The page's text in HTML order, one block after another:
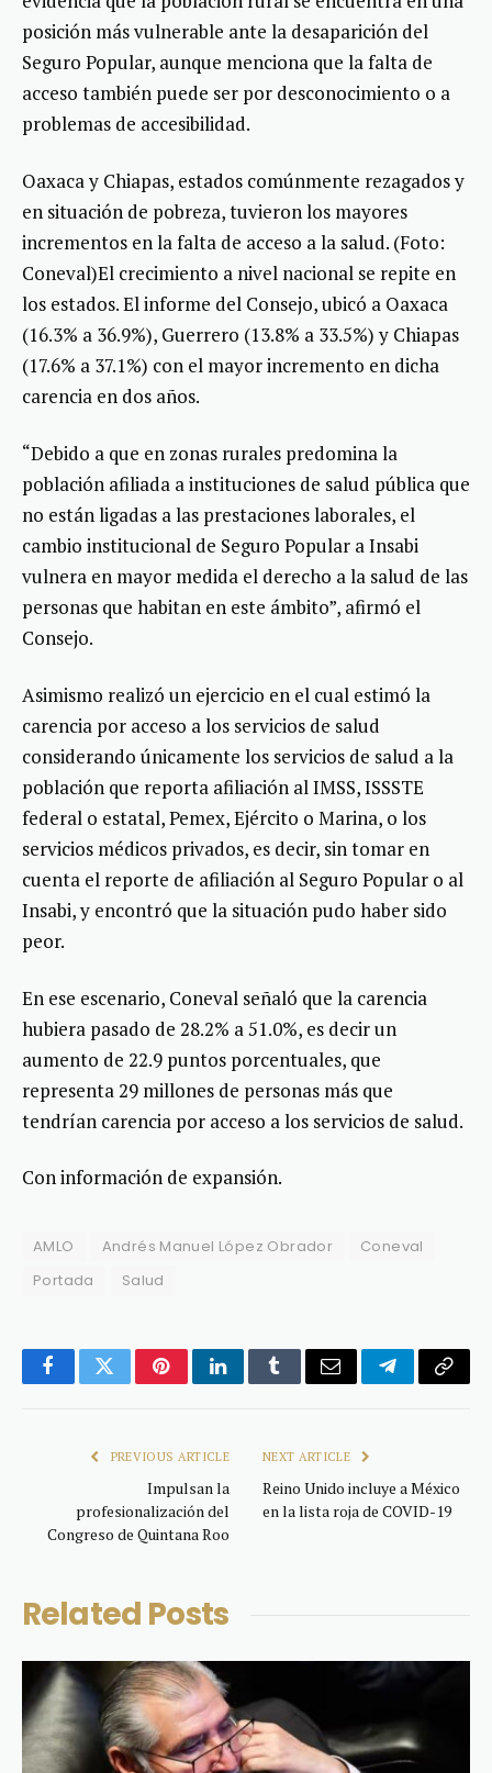
posición más vulnerable ante la desaparición del
Seguro Popular, aunque menciona que la falta de
acceso también puede ser por desconocimiento o a
problemas de accesibilidad.
Oaxaca y Chiapas, estados comúnmente rezagados y
en situación de pobreza, tuvieron los mayores
incrementos en la falta de acceso a la salud. (Foto:
Coneval)El crecimiento a nivel nacional se repite en
los estados. El informe del Consejo, ubicó a Oaxaca
(16.3% a 36.9%), Guerrero (13.8% a 33.5%) y Chiapas
(17.6% a 37.1%) con el mayor incremento en dicha
carencia en dos años.
“Debido a que en zonas rurales predomina la
población afiliada a instituciones de salud pública que
no están ligadas a las prestaciones laborales, el
cambio institucional de Seguro Popular a Insabi
vulnera en mayor medida el derecho a la salud de las
personas que habitan en este ámbito”, afirmó el
Consejo.
Asimismo realizó un ejercicio en el cual estimó la
carencia por acceso a los servicios de salud
considerando únicamente los servicios de salud a la
población que reporta afiliación al IMSS, ISSSTE
federal o estatal, Pemex, Ejército o Marina, o los
servicios médicos privados, es decir, sin tomar en
cuenta el reporte de afiliación al Seguro Popular o al
Insabi, y encontró que la situación pudo haber sido
peor.
En ese escenario, Coneval señaló que la carencia
hubiera pasado de 28.2% a 51.0%, es decir un
aumento de 22.9 puntos porcentuales, que
representa 29 millones de personas más que
tendrían carencia por acceso a los servicios de salud.
Con información de expansión.
AMLO Andrés Manuel López Obrador
Coneval
Portada
Salud
FacebookTwitterPinterestLinkedInTumblrEmail TelegramCopy
PREVIOUS ARTICLE
Impulsan la
profesionalización del
Congreso de Quintana Roo
NEXT ARTICLE
Reino Unido incluye a México
en la lista roja de COVID-19
Related Posts